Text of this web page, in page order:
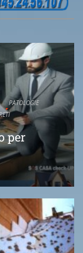
PATOLOGIE
per